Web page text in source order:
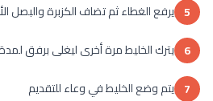
5 يرفع الغطاء ثم تضاف الكزبرة والبصل
6 يترك الخليط مرة أخرى ليغلى برفق
7 يتم وضع الخليط في وعاء للتقديم